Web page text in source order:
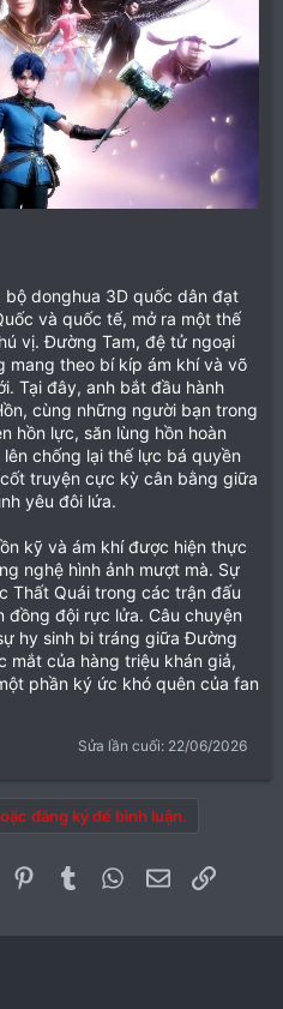
donghua 3D quốc dân đạt
và quốc tế, mở ra một thế
vị. Đường Tam, đệ tử ngoại
mang theo bí kíp ám khí và võ
Tại đây, anh bắt đầu hành
cùng những người bạn trong
hồn lực, săn lùng hồn hoàn
chống lại thế lực bá quyền
truyện cực kỳ cân bằng giữa
yêu đôi lứa.
kỹ và ám khí được hiện thực
nghệ hình ảnh mượt mà. Sự
Thất Quái trong các trận đấu
đồng đội rực lửa. Câu chuyện
hy sinh bi tráng giữa Đường
mắt của hàng triệu khán giả,
phần ký ức khó quên của fan
Sửa lần cuối: 22/06/2026
đăng ký để bình luận.
Reddit PinterestTumblr WhatsApp
Email Link